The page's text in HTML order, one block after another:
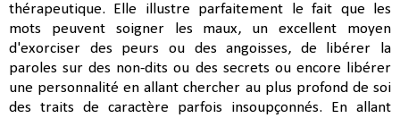
thérapeutique. Elle illustre parfaitement le fait que les
mots peuvent soigner les maux, un excellent moyen
d'exorciser des peurs ou des angoisses, de libérer la
paroles sur des non-dits ou des secrets ou encore libérer
une personnalité en allant chercher au plus profond de soi
des traits de caractère parfois insoupçonnés. En allant